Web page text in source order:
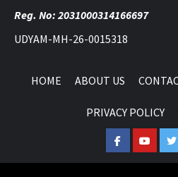
Reg. No: 2031000314166697
UDYAM-MH-26-0015318
HOME ABOUT US
PRIVACY POLICY
FacebookYoutube